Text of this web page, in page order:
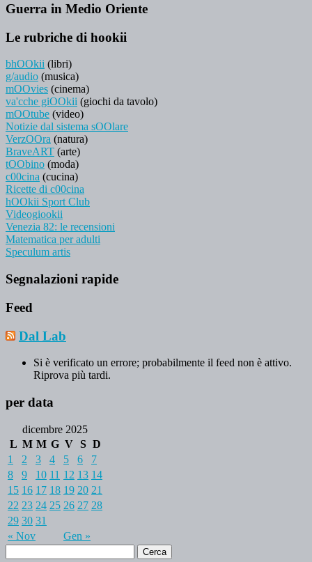
Guerra in Medio Oriente
Le rubriche di hookii
bhOOkii (libri)
g/audio (musica)
mOOvies (cinema)
va'cche giOOkii (giochi da tavolo)
mOOtube (video)
Notizie dal sistema sOOlare
VerzOOra (natura)
BraveART (arte)
tOObino (moda)
c00cina (cucina)
Ricette di c00cina
hOOkii Sport Club
Videogiookii
Venezia 82: le recensioni
Matematica per adulti
Speculum artis
Segnalazioni rapide
Feed
Dal Lab
Si è verificato un errore; probabilmente il feed non è attivo.
Riprova più tardi.
per data
dicembre 2025
L M M G V S D
« Nov Gen »
1 2 3 4 5 6
7
8
9 10 11 12 13 14
15 16 17 18 19 20 21
22 23 24 25 26 27 28
29 30 31